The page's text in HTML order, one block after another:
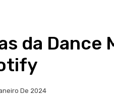
da Dance
De 2024